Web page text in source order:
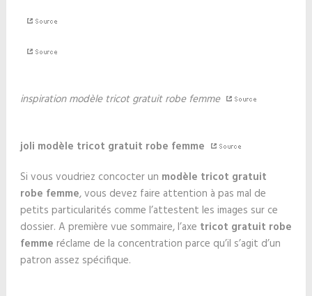
inspiration modèle tricot gratuit robe femme
joli modèle tricot gratuit robe femme
Si vous voudriez concocter un modèle tricot gratuit
robe femme, vous devez faire attention à pas mal de
petits particularités comme l’attestent les images sur ce
dossier. A première vue sommaire, l’axe tricot gratuit robe
femme réclame de la concentration parce qu’il s’agit d’un
patron assez spécifique.